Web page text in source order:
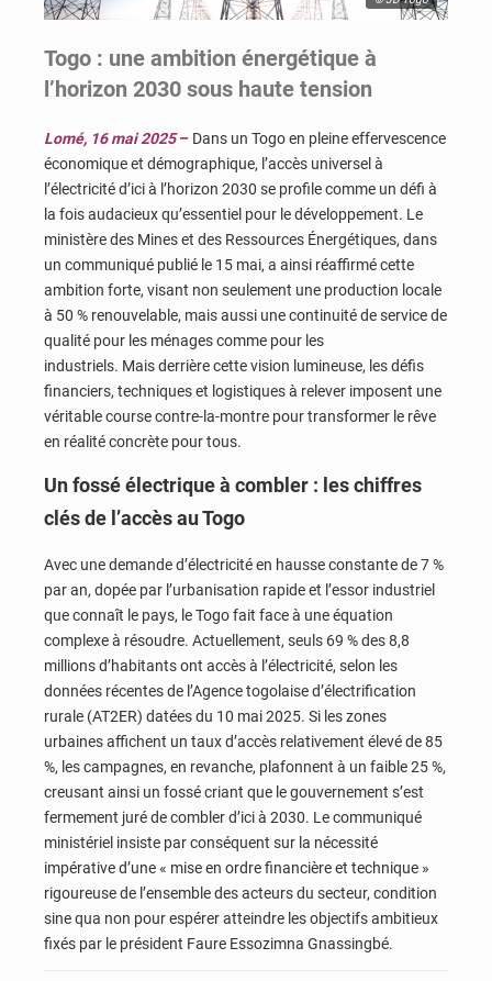
Togo : une ambition énergétique à
l’horizon 2030 sous haute tension
Lomé, 16 mai 2025– Dans un Togo en pleine effervescence
économique et démographique, l’accès universel à
l’électricité d’ici à l’horizon 2030 se profile comme un défi à
la fois audacieux qu’essentiel pour le développement. Le
ministère des Mines et des Ressources Énergétiques, dans
un communiqué publié le 15 mai, a ainsi réaffirmé cette
ambition forte, visant non seulement une production locale
à 50 % renouvelable, mais aussi une continuité de service de
qualité pour les ménages comme pour les
industriels. Mais derrière cette vision lumineuse, les défis
financiers, techniques et logistiques à relever imposent une
véritable course contre-la-montre pour transformer le rêve
en réalité concrète pour tous.
Un fossé électrique à combler : les chiffres
clés de l’accès au Togo
Avec une demande d’électricité en hausse constante de 7 %
par an, dopée par l’urbanisation rapide et l’essor industriel
que connaît le pays, le Togo fait face à une équation
complexe à résoudre. Actuellement, seuls 69 % des 8,8
millions d’habitants ont accès à l’électricité, selon les
données récentes de l’Agence togolaise d’électrification
rurale (AT2ER) datées du 10 mai 2025. Si les zones
urbaines affichent un taux d’accès relativement élevé de 85
%, les campagnes, en revanche, plafonnent à un faible 25 %,
creusant ainsi un fossé criant que le gouvernement s’est
fermement juré de combler d’ici à 2030. Le communiqué
ministériel insiste par conséquent sur la nécessité
impérative d’une « mise en ordre financière et technique »
rigoureuse de l’ensemble des acteurs du secteur, condition
sine qua non pour espérer atteindre les objectifs ambitieux
fixés par le président Faure Essozimna Gnassingbé.